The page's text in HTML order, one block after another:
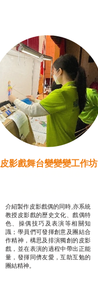
皮影戲舞台變變變工作坊
介紹製作皮影戲偶的同時,亦系統
教授皮影戲的歷史文化、戲偶特
色、操偶技巧及表演等相關知
識；學員們可發揮創意及團結合
作精神，構思及排演獨創的皮影
戲，並在表演的過程中帶出正能
量，發揮同儕友愛，互助互勉的
團結精神。